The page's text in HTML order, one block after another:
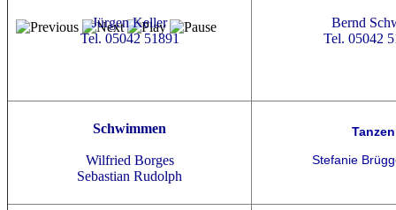
Jürgen Keller
Tel. 05042 51891
Bernd
Tel. 05042
Schwimmen
Wilfried Borges
Sebastian Rudolph
Tanzen
Stefanie